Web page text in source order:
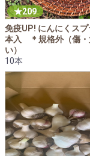
209
免疫UP! にんにくス
本入 ＊規格外（傷・
い）
10本